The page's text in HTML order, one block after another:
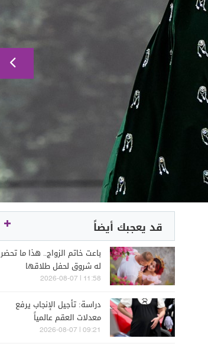
قد يعجبك أيضاً
باعت خاتم الزواج.. هذا ما تحضر
له شروق لحفل طلاقها
11:58 | 2026-08-07
دراسة: تأجيل الإنجاب يرفع
معدلات العقم عالمياً
09:21 | 2026-08-07